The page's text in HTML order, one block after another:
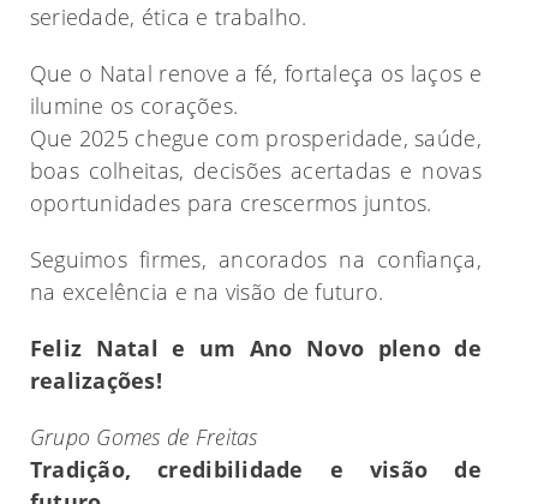
seriedade, ética e trabalho.
Que o Natal renove a fé, fortaleça os laços e
ilumine os corações.
Que 2025 chegue com prosperidade, saúde,
boas colheitas, decisões acertadas e novas
oportunidades para crescermos juntos.
Seguimos firmes, ancorados na confiança,
na excelência e na visão de futuro.
Feliz Natal e um Ano Novo pleno de
realizações!
Grupo Gomes de Freitas
Tradição, credibilidade e visão de